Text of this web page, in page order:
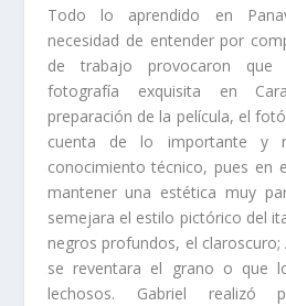
Todo lo aprendido en
necesidad de entender por
de trabajo provocaron que
fotografía exquisita en
preparación de la película, el
cuenta de lo importante y
conocimiento técnico, pues en
mantener una estética muy
semejara el estilo pictórico del
negros profundos, el
se reventara el grano o que
lechosos. Gabriel realizó